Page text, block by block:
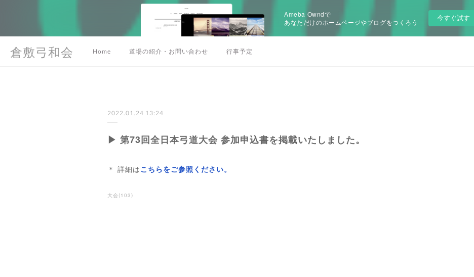
Ameba Owndで
あなただけのホームページやブログをつくろう
今すぐ試す
倉敷弓和会 Home 道場の紹介・お問い合わせ 行事予定
2022.01.24 13:24
▶︎ 第73回全日本弓道大会 参加申込書を掲載いたしました。
＊ 詳細はこちらをご参照ください。
大会 (103)